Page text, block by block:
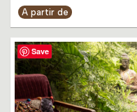
A partir de
Save